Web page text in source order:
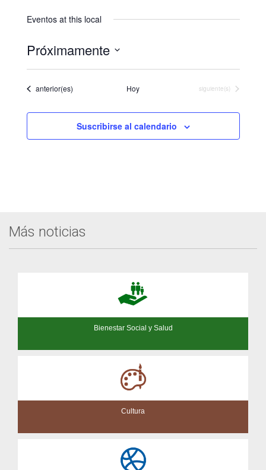
Eventos at this local
Próximamente
Eventos
anterior(es) Hoy Eventos
siguiente(s)
Suscribirse al calendario
Más noticias
Bienestar Social y Salud
Cultura